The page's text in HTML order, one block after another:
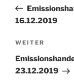
Beitrag
16.12.2019
Nächster
Beitrag
WEITER
23.12.2019